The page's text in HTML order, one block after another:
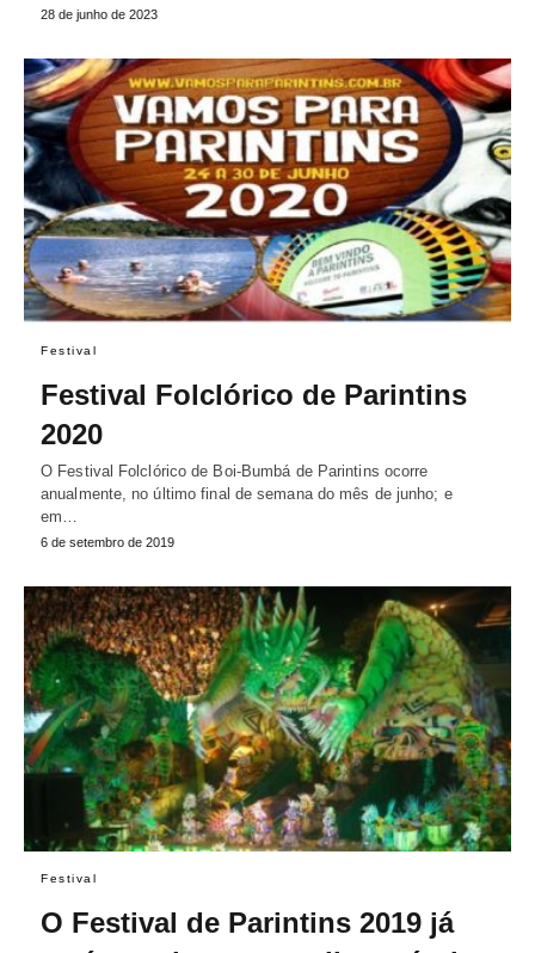
28 de junho de 2023
Festival
Festival Folclórico de Parintins
2020
O Festival Folclórico de Boi-Bumbá de Parintins ocorre
anualmente, no último final de semana do mês de junho; e
em…
6 de setembro de 2019
Festival
O Festival de Parintins 2019 já